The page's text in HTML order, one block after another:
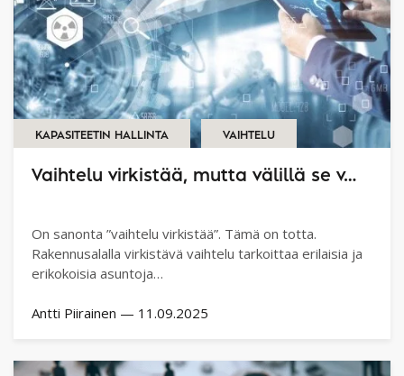
KAPASITEETIN HALLINTA VAIHTELU
Vaihtelu virkistää, mutta välillä se v…
On sanonta ”vaihtelu virkistää”. Tämä on totta.
Rakennusalalla virkistävä vaihtelu tarkoittaa erilaisia ja
erikokoisia asuntoja…
Antti Piirainen — 11.09.2025